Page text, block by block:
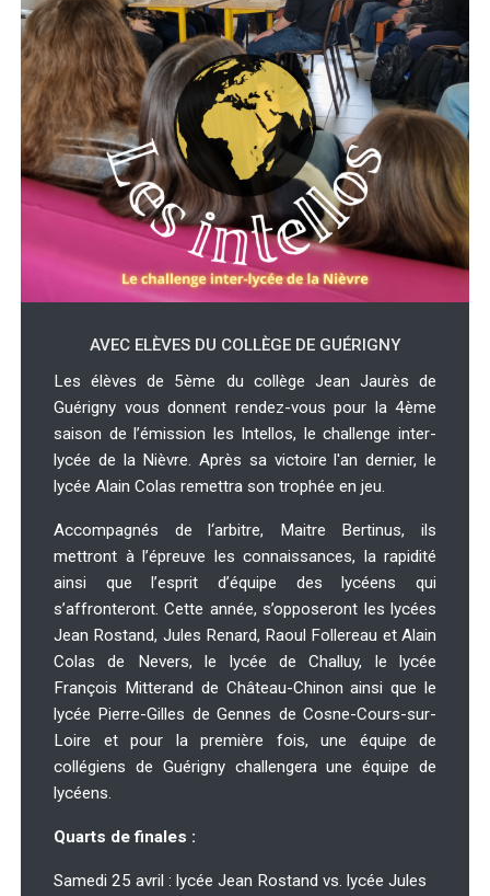
AVEC ELÈVES DU COLLÈGE DE GUÉRIGNY
Les élèves de 5ème du collège Jean Jaurès de
Guérigny vous donnent rendez-vous pour la 4ème
saison de l’émission les Intellos, le challenge inter-
lycée de la Nièvre. Après sa victoire l'an dernier, le
lycée Alain Colas remettra son trophée en jeu.
Accompagnés de l‘arbitre, Maitre Bertinus, ils
mettront à l’épreuve les connaissances, la rapidité
ainsi que l’esprit d’équipe des lycéens qui
s’affronteront. Cette année, s’opposeront les lycées
Jean Rostand, Jules Renard, Raoul Follereau et Alain
Colas de Nevers, le lycée de Challuy, le lycée
François Mitterand de Château-Chinon ainsi que le
lycée Pierre-Gilles de Gennes de Cosne-Cours-sur-
Loire et pour la première fois, une équipe de
collégiens de Guérigny challengera une équipe de
lycéens.
Quarts de finales :
Samedi 25 avril : lycée Jean Rostand vs. lycée Jules